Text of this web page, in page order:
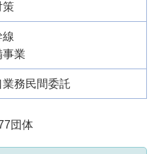
策
線
事業
務民間委託
団体